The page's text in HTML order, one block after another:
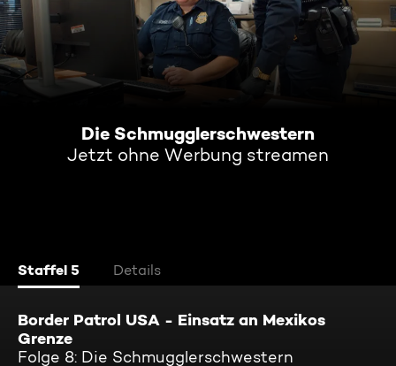
Die Schmugglerschwestern
Jetzt ohne Werbung streamen
Staffel 5 Details
Border Patrol USA - Einsatz an Mexikos
Grenze
Folge 8: Die Schmugglerschwestern